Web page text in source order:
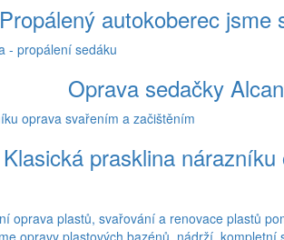
Propálený autokoberec
Oprava sedačky
Klasická prasklina